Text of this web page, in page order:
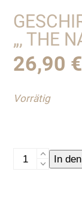
„, THE
26,90 €
Vorrätig
Geschirrtuch,
"Anemoni
In